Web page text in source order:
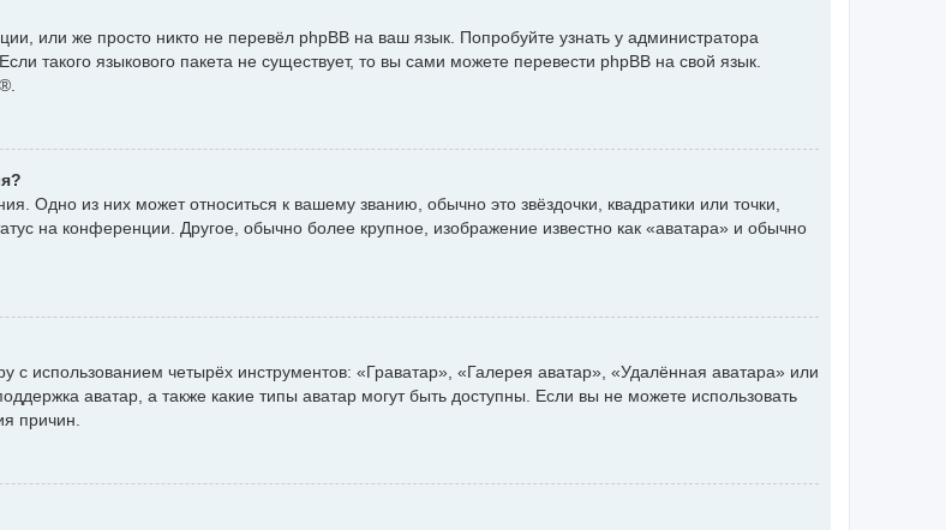
или же просто никто не перевёл phpBB на ваш язык. Попробуйте узнать у администратора
такого языкового пакета не существует, то вы сами можете перевести phpBB на свой язык.
®.
Одно из них может относиться к вашему званию, обычно это звёздочки, квадратики или точки,
на конференции. Другое, обычно более крупное, изображение известно как «аватара» и обычно
использованием четырёх инструментов: «Граватар», «Галерея аватар», «Удалённая аватара» или
аватар, а также какие типы аватар могут быть доступны. Если вы не можете использовать
причин.